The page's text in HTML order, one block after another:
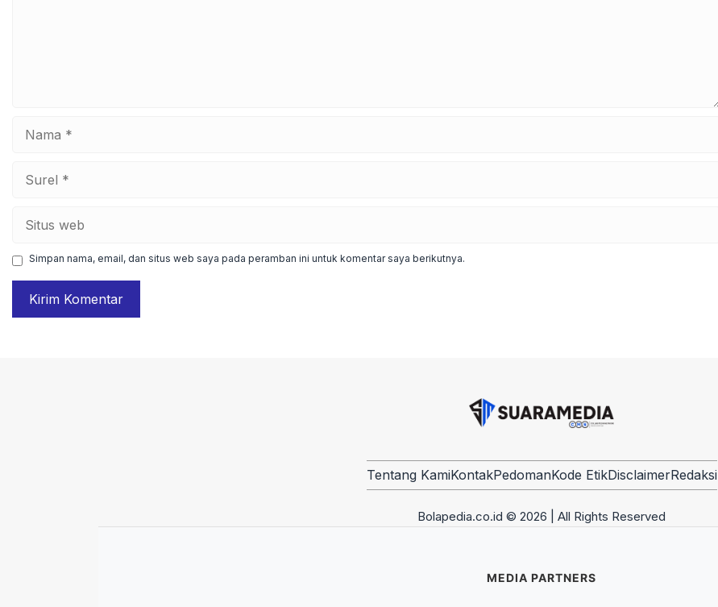
web
Simpan nama, email, dan situs web saya pada peramban ini untuk komentar saya berikutnya.
Tentang KamiKontakPedomanKode EtikDisclaimerRedaksi
Bolapedia.co.id © 2026 | All Rights Reserved
MEDIA PARTNERS